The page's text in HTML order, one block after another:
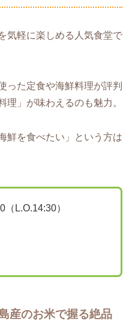
気軽に楽しめる人気食堂で
った定食や海鮮料理が評判
理」が味わえるのも魅力。
鮮を食べたい」という方は
L.O.14:30）
産のお米で握る絶品